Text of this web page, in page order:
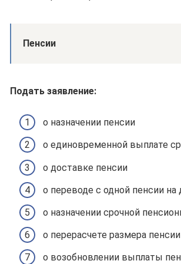
Пенсии
Подать заявление:
о назначении пенсии
о единовременной выплате
о доставке пенсии
о переводе с одной пенсии на
о назначении срочной
о перерасчете размера пенсии
о возобновлении выплаты